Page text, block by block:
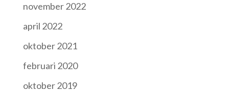
november 2022
april 2022
oktober 2021
februari 2020
oktober 2019